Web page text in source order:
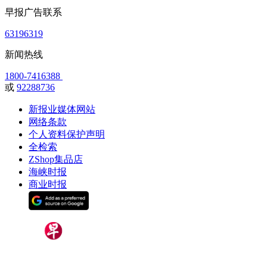
早报广告联系
63196319
新闻热线
1800-7416388
或 92288736
新报业媒体网站
网络条款
个人资料保护声明
全检索
ZShop集品店
海峡时报
商业时报